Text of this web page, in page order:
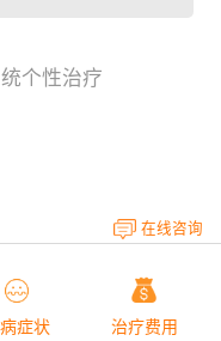
个性治疗
在线咨询
症状 治疗费用